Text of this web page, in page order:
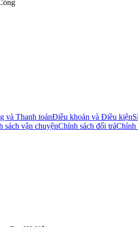
và Thanh toánĐiều khoản và Điều kiện
sách vận chuyệnChính sách đổi trảChính